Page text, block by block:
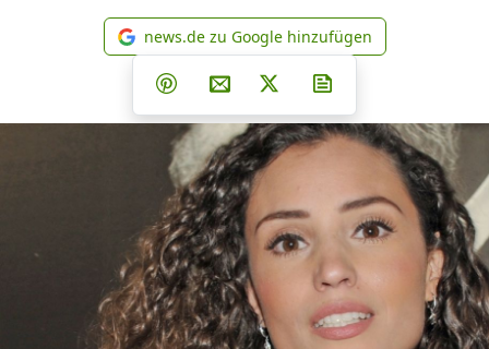
news.de zu Google
news.de zu Google hinzufügen
Teilen auf Facebook
Teilen auf Whatsapp
Teilen auf Telegram
Teilen auf Pinterest
Per E-Mail teilen
Post auf X